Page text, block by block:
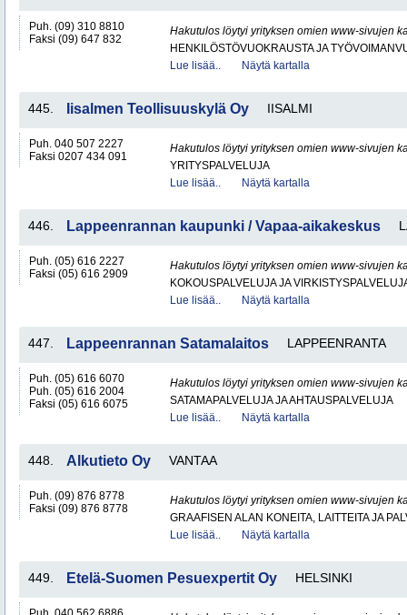
Puh. (09) 310 8810
Faksi (09) 647 832
Hakutulos löytyi yrityksen omien www-sivujen
HENKILÖSTÖVUOKRAUSTA JA
Lue lisää..
Näytä kartalla
445. Iisalmen Teollisuuskylä Oy IISALMI
Puh. 040 507 2227
Faksi 0207 434 091
Hakutulos löytyi yrityksen omien www-sivujen
YRITYSPALVELUJA
Lue lisää..
Näytä kartalla
446. Lappeenrannan kaupunki / Vapaa-aikakeskus
Puh. (05) 616 2227
Faksi (05) 616 2909
Hakutulos löytyi yrityksen omien www-sivujen
KOKOUSPALVELUJA JA
Lue lisää..
Näytä kartalla
447. Lappeenrannan Satamalaitos LAPPEENRANTA
Puh. (05) 616 6070
Puh. (05) 616 2004
Faksi (05) 616 6075
Hakutulos löytyi yrityksen omien www-sivujen
SATAMAPALVELUJA JA AHTAUSPALVELUJA
Lue lisää..
Näytä kartalla
448. Alkutieto Oy VANTAA
Puh. (09) 876 8778
Faksi (09) 876 8778
Hakutulos löytyi yrityksen omien www-sivujen
GRAAFISEN ALAN KONEITA, LAITTEITA JA
Lue lisää..
Näytä kartalla
449. Etelä-Suomen Pesuexpertit Oy HELSINKI